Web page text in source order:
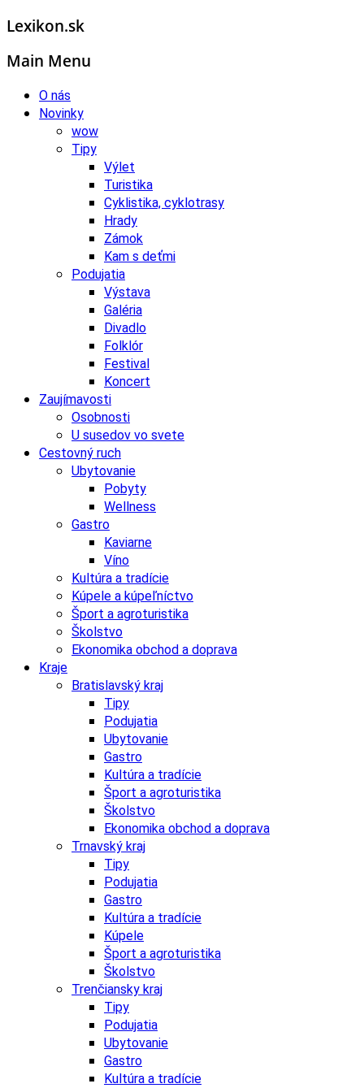
Lexikon.sk
Main Menu
O nás
Novinky
wow
Tipy
Výlet
Turistika
Cyklistika, cyklotrasy
Hrady
Zámok
Kam s deťmi
Podujatia
Výstava
Galéria
Divadlo
Folklór
Festival
Koncert
Zaujímavosti
Osobnosti
U susedov vo svete
Cestovný ruch
Ubytovanie
Pobyty
Wellness
Gastro
Kaviarne
Víno
Kultúra a tradície
Kúpele a kúpeľníctvo
Šport a agroturistika
Školstvo
Ekonomika obchod a doprava
Kraje
Bratislavský kraj
Tipy
Podujatia
Ubytovanie
Gastro
Kultúra a tradície
Šport a agroturistika
Školstvo
Ekonomika obchod a doprava
Trnavský kraj
Tipy
Podujatia
Gastro
Kultúra a tradície
Kúpele
Šport a agroturistika
Školstvo
Trenčiansky kraj
Tipy
Podujatia
Ubytovanie
Gastro
Kultúra a tradície